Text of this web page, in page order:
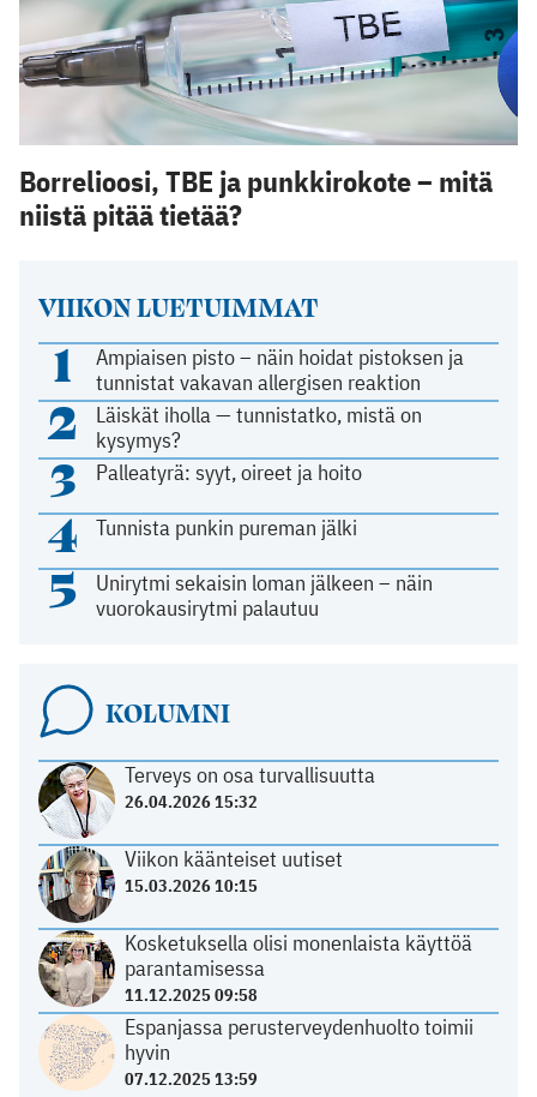
VIIKON LUETUIMMAT
1
Ampiaisen pisto – näin hoidat pistoksen ja
tunnistat vakavan allergisen reaktion
2
Läiskät iholla — tunnistatko, mistä on
kysymys?
3 Palleatyrä: syyt, oireet ja hoito
4 Tunnista punkin pureman jälki
5
Unirytmi sekaisin loman jälkeen – näin
vuorokausirytmi palautuu
KOLUMNI
Terveys on osa turvallisuutta
26.04.2026 15:32
Viikon käänteiset uutiset
15.03.2026 10:15
Kosketuksella olisi monenlaista käyttöä
parantamisessa
11.12.2025 09:58
Espanjassa perusterveydenhuolto toimii
hyvin
07.12.2025 13:59
Borrelioosi, TBE ja punkkirokote – mitä
niistä pitää tietää?